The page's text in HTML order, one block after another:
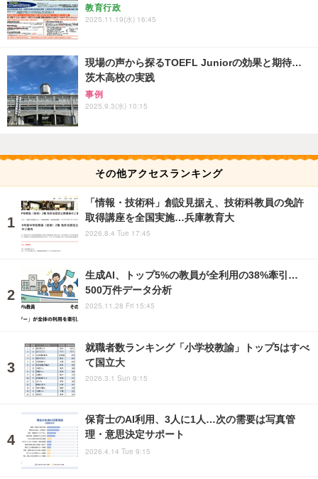
教育行政
2025.11.19(水) 16:45
現場の声から探るTOEFL Juniorの効果と期待…
茨木高校の実践
事例
2025.9.3(水) 10:15
その他アクセスランキング
「情報・技術科」創設見据え、技術科教員の免許
取得講座を全国実施…兵庫教育大
2026.8.4 Tue 17:45
生成AI、トップ5%の教員が全利用の38%牽引…
500万件データ分析
2025.11.28 Fri 15:45
就職者数ランキング「小学校教諭」トップ5はすべ
て国立大
2026.3.1 Sun 9:15
保育士のAI利用、3人に1人…次の需要は写真管
理・意思決定サポート
2026.4.14 Tue 9:15